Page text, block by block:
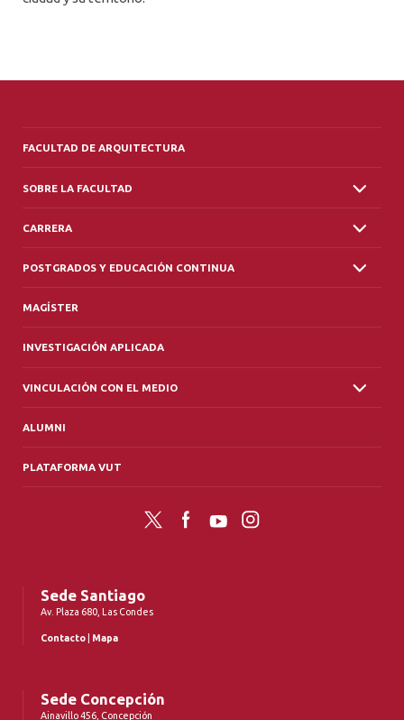
FACULTAD DE ARQUITECTURA
SOBRE LA FACULTAD
CARRERA
POSTGRADOS Y EDUCACIÓN CONTINUA
MAGÍSTER
INVESTIGACIÓN APLICADA
VINCULACIÓN CON EL MEDIO
ALUMNI
PLATAFORMA VUT
Twitter FacebookYouTubeInstagram
Sede Santiago
Av. Plaza 680, Las Condes
Contacto Mapa
Sede Concepción
Ainavillo 456, Concepción